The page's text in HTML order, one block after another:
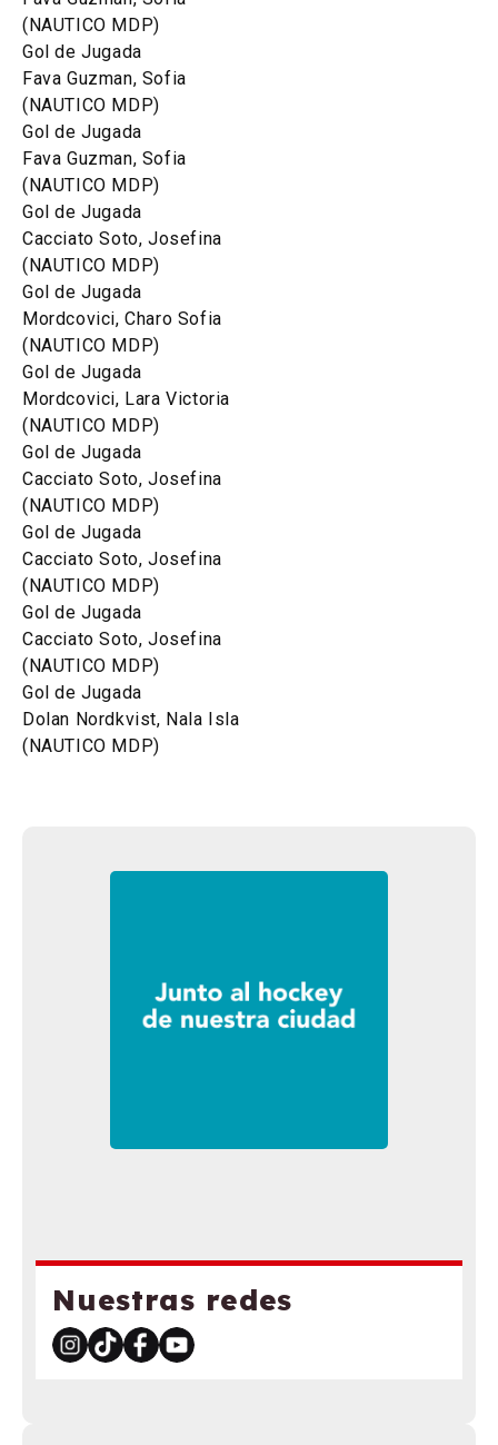
Nuestras redes
(NAUTICO MDP)
Gol de Jugada
Fava Guzman, Sofia
(NAUTICO MDP)
Gol de Jugada
Fava Guzman, Sofia
(NAUTICO MDP)
Gol de Jugada
Cacciato Soto, Josefina
(NAUTICO MDP)
Gol de Jugada
Mordcovici, Charo Sofia
(NAUTICO MDP)
Gol de Jugada
Mordcovici, Lara Victoria
(NAUTICO MDP)
Gol de Jugada
Cacciato Soto, Josefina
(NAUTICO MDP)
Gol de Jugada
Cacciato Soto, Josefina
(NAUTICO MDP)
Gol de Jugada
Cacciato Soto, Josefina
(NAUTICO MDP)
Gol de Jugada
Dolan Nordkvist, Nala Isla
(NAUTICO MDP)